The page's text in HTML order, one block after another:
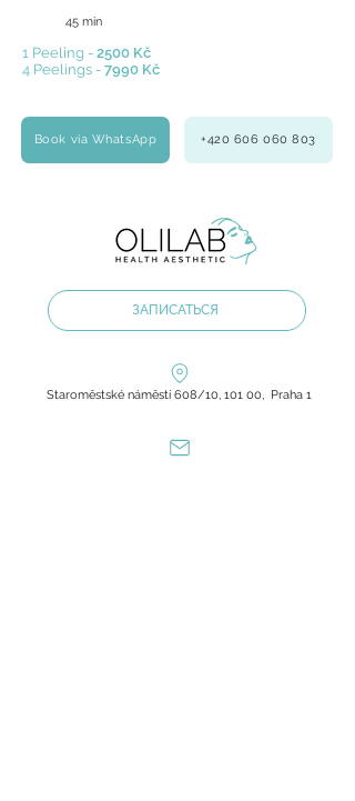
45 min
1 Peeling - 2500 Kč
4 Peelings - 7990 Kč
Book via WhatsApp +420 606 060 803
ЗАПИСАТЬСЯ
Staroměstské náměstí 608/10, 101 00, Praha 1